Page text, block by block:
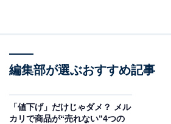
商品画像の右下をタップ
編集部が選ぶおすすめ記事
「値下げ」だけじゃダメ？ メル
カリで商品が“売れない”4つの